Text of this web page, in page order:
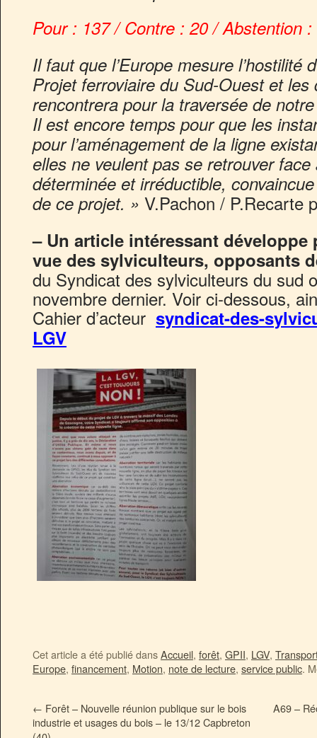
Pour : 137 / Contre : 20 / Abstention
Il faut que l’Europe mesure l’hostilité
Projet ferroviaire du Sud-Ouest et les
rencontrera pour la traversée de
Il est encore temps pour que les
pour l’aménagement de la ligne
elles ne veulent pas se retrouver
déterminée et irréductible,
de ce projet. » V.Pachon / P.Recarte
– Un article intéressant
vue des sylviculteurs, opposants
du Syndicat des sylviculteurs du sud
novembre dernier. Voir ci-dessous,
Cahier d’acteur syndicat-des-
LGV
Cet article a été publié dansAccueil, forêt, GPII, LGV,
Europe, financement, Motion, note de lecture, service public.
← Forêt – Nouvelle réunion publique sur le bois
industrie et usages du bois – le 13/12 Capbreton
A69 –